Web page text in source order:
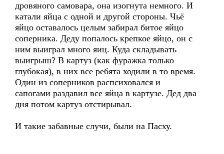
дровяного самовара, она изогнута немного. И
катали яйца с одной и другой стороны. Чьё
яйцо оставалось целым забирал битое яйцо
соперника. Деду попалось крепкое яйцо, он с
ним выиграл много яиц. Куда складывать
выигрыш? В картуз (как фуражка только
глубокая), в них все ребята ходили в то время.
Один из соперников распсиховался и
сапогами раздавил все яйца в картузе. Дед два
дня потом картуз отстирывал.
И такие забавные случи, были на Пасху.